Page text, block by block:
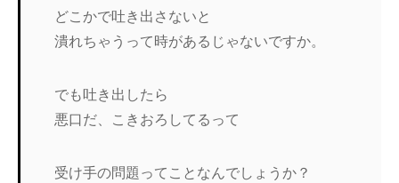
どこかで吐き出さないと
潰れちゃうって時があるじゃないですか。
でも吐き出したら
悪口だ、こきおろしてるって
受け手の問題ってことなんでしょうか？